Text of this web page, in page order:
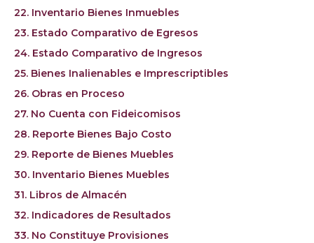
22. Inventario Bienes Inmuebles
23. Estado Comparativo de Egresos
24. Estado Comparativo de Ingresos
25. Bienes Inalienables e Imprescriptibles
26. Obras en Proceso
27. No Cuenta con Fideicomisos
28. Reporte Bienes Bajo Costo
29. Reporte de Bienes Muebles
30. Inventario Bienes Muebles
31. Libros de Almacén
32. Indicadores de Resultados
33. No Constituye Provisiones